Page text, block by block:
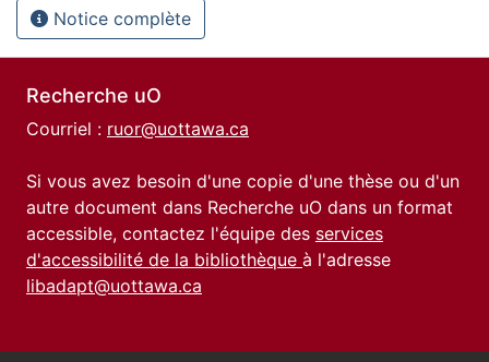
Notice complète
Recherche uO
Courriel : ruor@uottawa.ca
Si vous avez besoin d'une copie d'une thèse ou d'un
autre document dans Recherche uO dans un format
accessible, contactez l'équipe des services
d'accessibilité de la bibliothèque à l'adresse
libadapt@uottawa.ca